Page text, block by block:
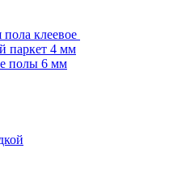
клеевое
паркет 4 мм
полы 6 мм